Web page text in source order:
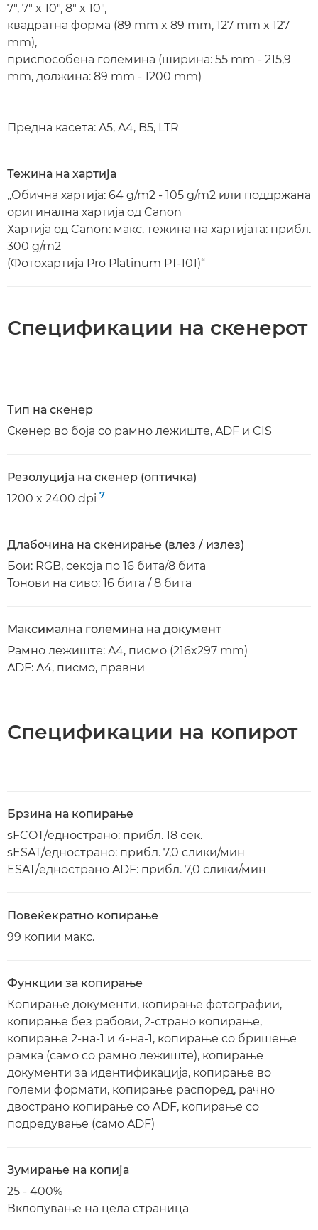
7", 7" x 10", 8" x 10",
квадратна форма (89 mm x 89 mm, 127 mm x 127
mm),
приспособена големина (ширина: 55 mm - 215,9
mm, должина: 89 mm - 1200 mm)
Предна касета: A5, A4, B5, LTR
Тежина на хартија
„Обична хартија: 64 g/m2 - 105 g/m2 или поддржана
оригинална хартија од Canon
Хартија од Canon: макс. тежина на хартијата: прибл.
300 g/m2
(Фотохартија Pro Platinum PT-101)“
Спецификации на скенерот
Тип на скенер
Скенер во боја со рамно лежиште, ADF и CIS
Резолуција на скенер (оптичка)
1200 x 2400 dpi 7
Длабочина на скенирање (влез / излез)
Бои: RGB, секоја по 16 бита/8 бита
Тонови на сиво: 16 бита / 8 бита
Максимална големина на документ
Рамно лежиште: A4, писмо (216x297 mm)
ADF: A4, писмо, правни
Спецификации на копирот
Брзина на копирање
sFCOT/еднострано: прибл. 18 сек.
sESAT/еднострано: прибл. 7,0 слики/мин
ESAT/еднострано ADF: прибл. 7,0 слики/мин
Повеќекратно копирање
99 копии макс.
Функции за копирање
Копирање документи, копирање фотографии,
копирање без рабови, 2-страно копирање,
копирање 2-на-1 и 4-на-1, копирање со бришење
рамка (само со рамно лежиште), копирање
документи за идентификација, копирање во
големи формати, копирање распоред, рачно
двострано копирање со ADF, копирање со
подредување (само ADF)
Зумирање на копија
25 - 400%
Вклопување на цела страница